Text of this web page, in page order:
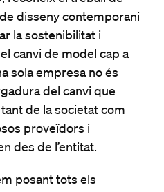
disseny contemporani
la sostenibilitat i
canvi de model cap a
sola empresa no és
del canvi que
de la societat com
proveïdors i
des de l’entitat.
posant tots els